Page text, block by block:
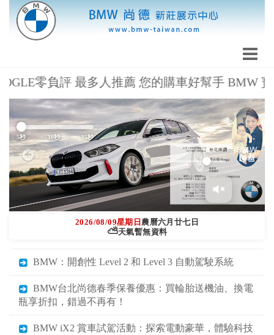
零負評 最多人推薦 您的購車好幫手 BMW 寶
5秒 10秒 15秒
Previous Next
2026/08/09星期日農曆六月廿七日
⛅天氣暫無資料
BMW：開創性 Level 2 和 Level 3 自動駕駛系統
BMW台北尚德春季保養優惠：買輪胎送機油、換電
瓶享折扣，錯過不再有！
BMW iX2 賞車試駕活動：探索電動豪華，體驗科技